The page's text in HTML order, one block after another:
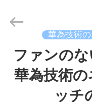
へ
LonRise
Equipment
華為技術
ファンのな
華為技術
ッチ